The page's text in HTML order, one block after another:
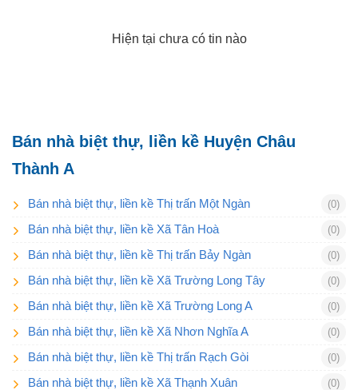
Hiện tại chưa có tin nào
Bán nhà biệt thự, liền kề Huyện Châu
Thành A
Bán nhà biệt thự, liền kề Thị trấn Một Ngàn (0)
Bán nhà biệt thự, liền kề Xã Tân Hoà (0)
Bán nhà biệt thự, liền kề Thị trấn Bảy Ngàn (0)
Bán nhà biệt thự, liền kề Xã Trường Long Tây (0)
Bán nhà biệt thự, liền kề Xã Trường Long A (0)
Bán nhà biệt thự, liền kề Xã Nhơn Nghĩa A (0)
Bán nhà biệt thự, liền kề Thị trấn Rạch Gòi (0)
Bán nhà biệt thự, liền kề Xã Thạnh Xuân (0)